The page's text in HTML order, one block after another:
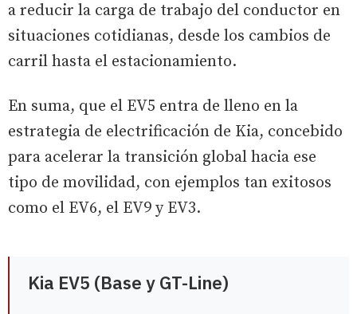
a reducir la carga de trabajo del conductor en
situaciones cotidianas, desde los cambios de
carril hasta el estacionamiento.
En suma, que el EV5 entra de lleno en la
estrategia de electrificación de Kia, concebido
para acelerar la transición global hacia ese
tipo de movilidad, con ejemplos tan exitosos
como el EV6, el EV9 y EV3.
Kia EV5 (Base y GT-Line)